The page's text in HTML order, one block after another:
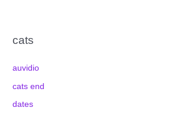
cats
auvidio
cats end
dates